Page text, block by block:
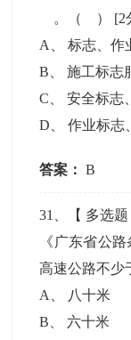
。（ ） [2
A
、标志、作
B 、施工标志
C 、安全标志
D 、作业标志
答案： B
31 、【 多选题
《广东省公
高速公路不
A
八十米
B
六十米